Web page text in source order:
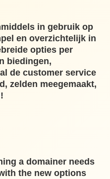
in gebruik op
en overzichtelijk in
opties per
biedingen,
de customer service
zelden meegemaakt,
a domainer needs
the new options